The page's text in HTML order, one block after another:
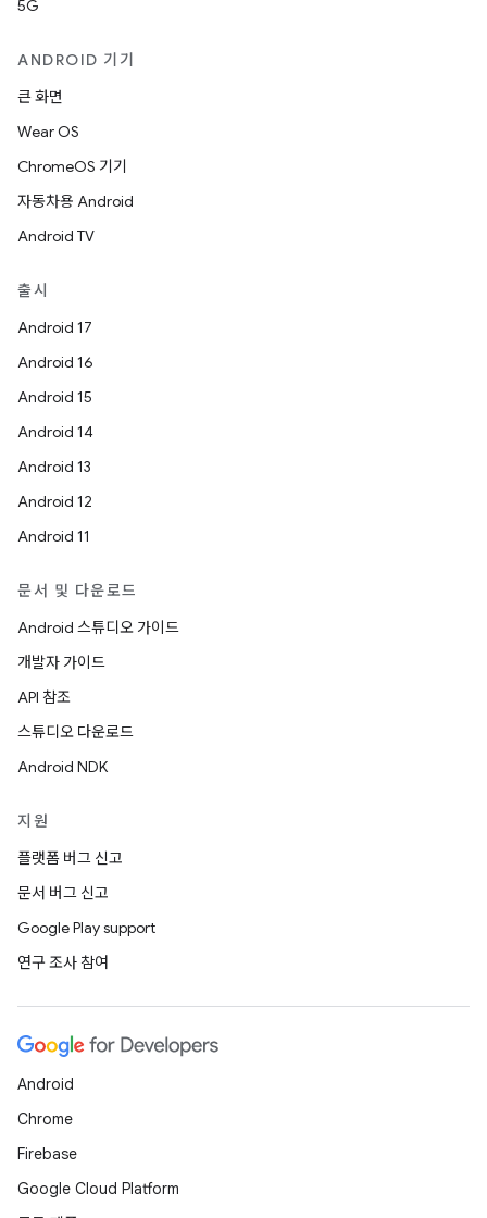
5G
ANDROID 기기
큰 화면
Wear OS
ChromeOS 기기
자동차용 Android
Android TV
출시
Android 17
Android 16
Android 15
Android 14
Android 13
Android 12
Android 11
문서 및 다운로드
Android 스튜디오 가이드
개발자 가이드
API 참조
스튜디오 다운로드
Android NDK
지원
플랫폼 버그 신고
문서 버그 신고
Google Play support
연구 조사 참여
Android
Chrome
Firebase
Google Cloud Platform